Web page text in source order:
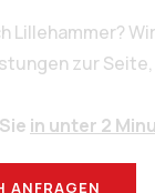
zur
in unter 2
ANFRAGEN